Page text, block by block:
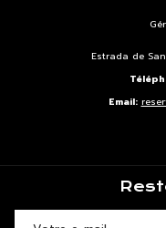
Estrada de
Email: